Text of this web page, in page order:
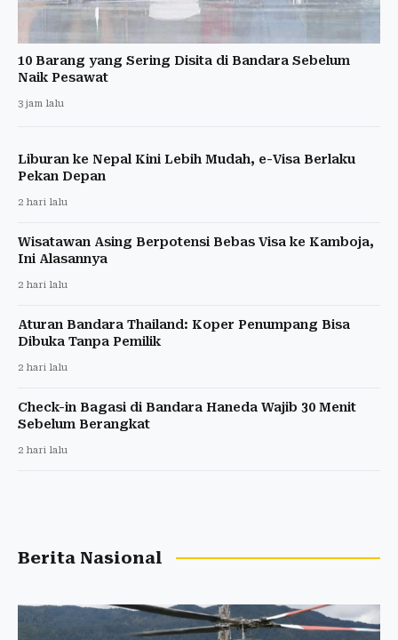
10 Barang yang Sering Disita di Bandara Sebelum
Naik Pesawat
3 jam lalu
Liburan ke Nepal Kini Lebih Mudah, e-Visa Berlaku
Pekan Depan
2 hari lalu
Wisatawan Asing Berpotensi Bebas Visa ke Kamboja,
Ini Alasannya
2 hari lalu
Aturan Bandara Thailand: Koper Penumpang Bisa
Dibuka Tanpa Pemilik
2 hari lalu
Check-in Bagasi di Bandara Haneda Wajib 30 Menit
Sebelum Berangkat
2 hari lalu
Berita Nasional